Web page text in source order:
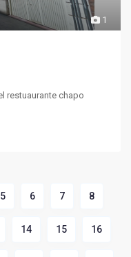
1
restuaurante chapo
5 6 7 8
14 15 16